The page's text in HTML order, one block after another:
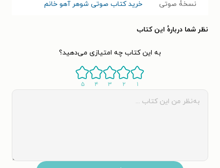
نسخۀ صوتی خرید کتاب صوتی شوهر آهو خانم
نظر شما دربارهٔ این کتاب
به این کتاب چه امتیازی می‌دهید؟
۱ ۲ ۳ ۴ ۵